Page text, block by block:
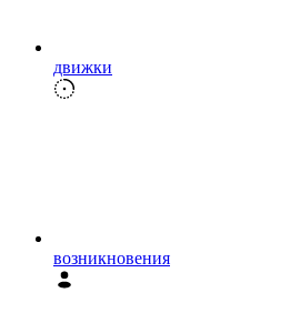
движки
возникновения